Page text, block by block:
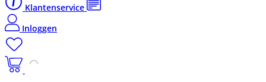
Klantenservice
Inloggen